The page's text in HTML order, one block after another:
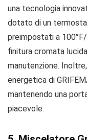
una tecnologia
dotato di un
preimpostati a
finitura cromata
manutenzione.
energetica di
mantenendo una
piacevole.